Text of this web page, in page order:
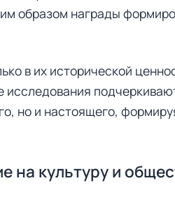
образом награды
в их исторической
но и настоящего,
на культуру и